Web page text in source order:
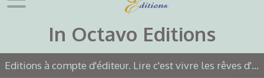
In Octavo Editions
Editions à compte d'éditeur. Lire c'est vivre les rêves d'un autre.